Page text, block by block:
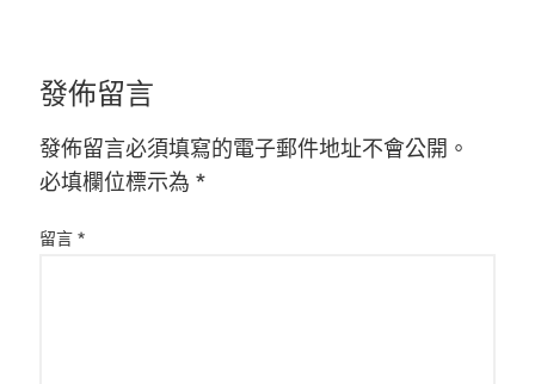
發佈留言
發佈留言必須填寫的電子郵件地址不會公開。
必填欄位標示為 *
留言 *